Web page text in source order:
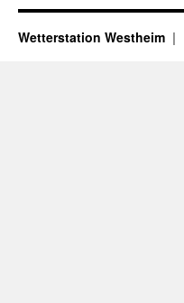
Wetterstation Westheim